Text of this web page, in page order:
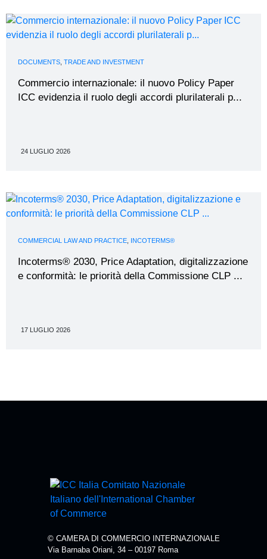
DOCUMENTS TRADE AND INVESTMENT
Commercio internazionale: il nuovo Policy Paper
ICC evidenzia il ruolo degli accordi plurilaterali p...
24 LUGLIO 2026
COMMERCIAL LAW AND PRACTICE INCOTERMS®
Incoterms® 2030, Price Adaptation, digitalizzazione
e conformità: le priorità della Commissione CLP ...
17 LUGLIO 2026
© CAMERA DI COMMERCIO INTERNAZIONALE
Via Barnaba Oriani, 34 – 00197 Roma